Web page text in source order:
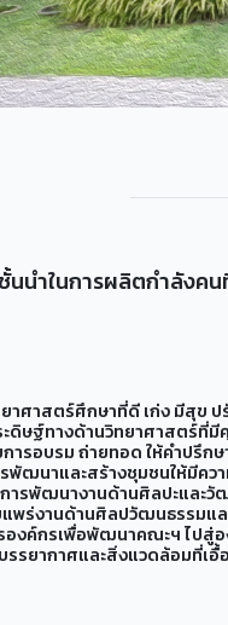
นนำในการผลิตกำลังค
าสตร์ศึกษาที่ดี เก่ง มีสุข ป
ษฐ์ทางด้านวิทยาศาสตร์ที่
รอบรม ถ่ายทอด ให้คำปรึก
พัฒนาและสร้างชุมชนให้มีคว
รพัฒนางานด้านศิลปะและ
พร่งานด้านศิลปวัฒนธรรมแ
องค์กรเพื่อพัฒนาคณะฯ ไ
รยากาศและสิ่งแวดล้อมที่เ